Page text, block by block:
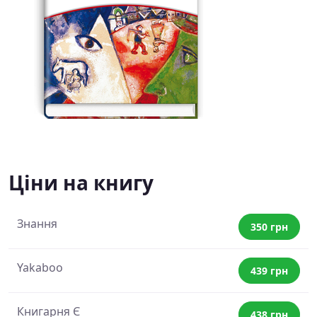
Ціни на книгу
Знання 350 грн
Yakaboo 439 грн
Книгарня Є